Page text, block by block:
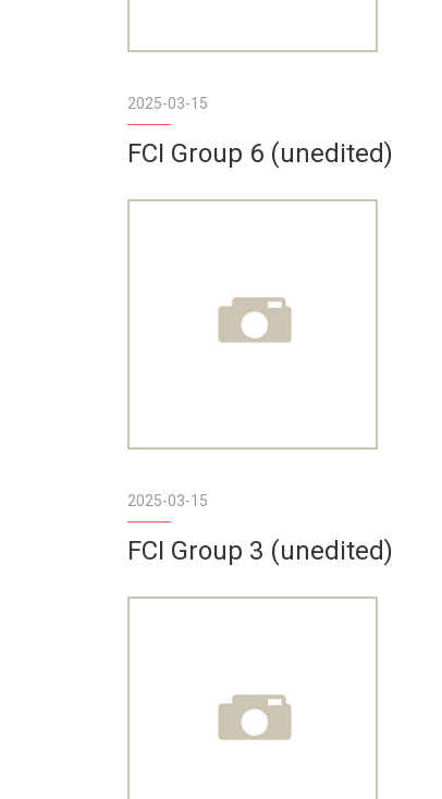
2025-03-15
FCI Group 6 (unedited)
2025-03-15
FCI Group 3 (unedited)